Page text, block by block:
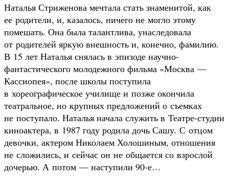
Наталья Стриженова мечтала стать знаменитой, как
ее родители, и, казалось, ничего не могло этому
помешать. Она была талантлива, унаследовала
от родителей яркую внешность и, конечно, фамилию.
В 15 лет Наталья снялась в эпизоде научно-
фантастического молодежного фильма «Москва —
Кассиопея», после школы поступила
в хореографическое училище и позже окончила
театральное, но крупных предложений о съемках
не поступало. Наталья начала служить в Театре-студии
киноактера, в 1987 году родила дочь Сашу. С отцом
девочки, актером Николаем Холошиным, отношения
не сложились, и сейчас он не общается со взрослой
дочерью. А потом — наступили 90-е…